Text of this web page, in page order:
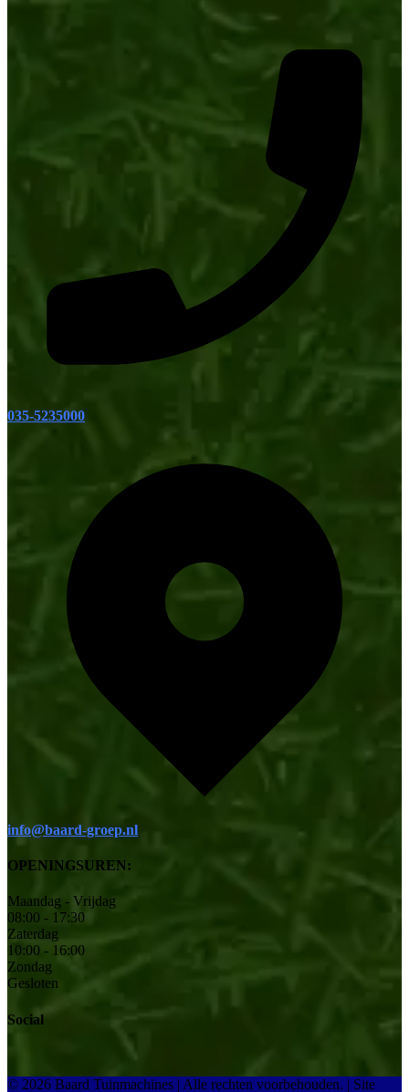
035-5235000
info@baard-groep.nl
OPENINGSUREN:
Maandag - Vrijdag
08:00 - 17:30
Zaterdag
10:00 - 16:00
Zondag
Gesloten
Social
© 2026 Baard Tuinmachines | Alle rechten voorbehouden. | Site